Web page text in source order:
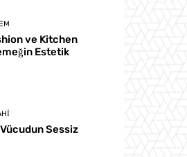
ve Kitchen
Estetik
Sessiz